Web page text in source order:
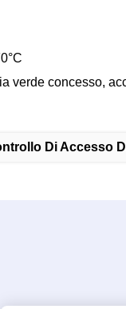
verde concesso,
Di Accesso